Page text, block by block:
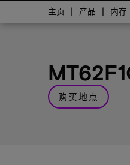
主页 产品 内存
购买地点